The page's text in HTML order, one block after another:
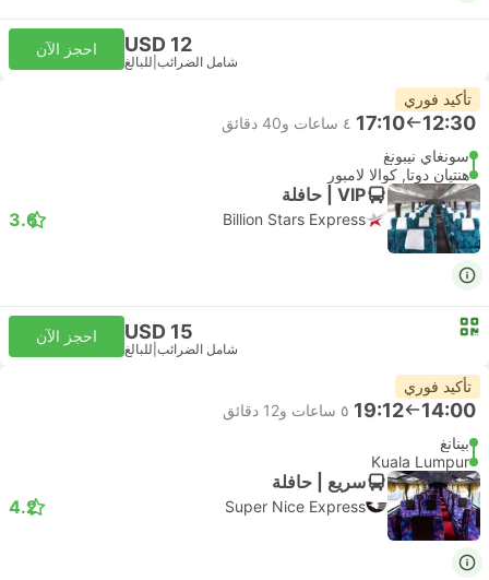
USD 12
شامل الضرائب للبالغ
احجز الآن
تأكيد فوري
12:30
17:10 ٤ ساعات و‫40 دقائق
سونغاي نيبونغ
هنتيان دوتا, كوالا لامبور
VIP | حافلة
Billion Stars Express
3.6
USD 15
شامل الضرائب للبالغ
احجز الآن
تأكيد فوري
14:00
19:12 ٥ ساعات و‫12 دقائق
بينانغ
Kuala Lumpur
سريع | حافلة
Super Nice Express
4.2